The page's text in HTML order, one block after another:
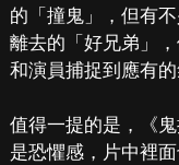
的「撞鬼」，但有
離去的「好兄弟」
和演員捕捉到應有的
值得一提的是，《
是恐懼感，片中裡